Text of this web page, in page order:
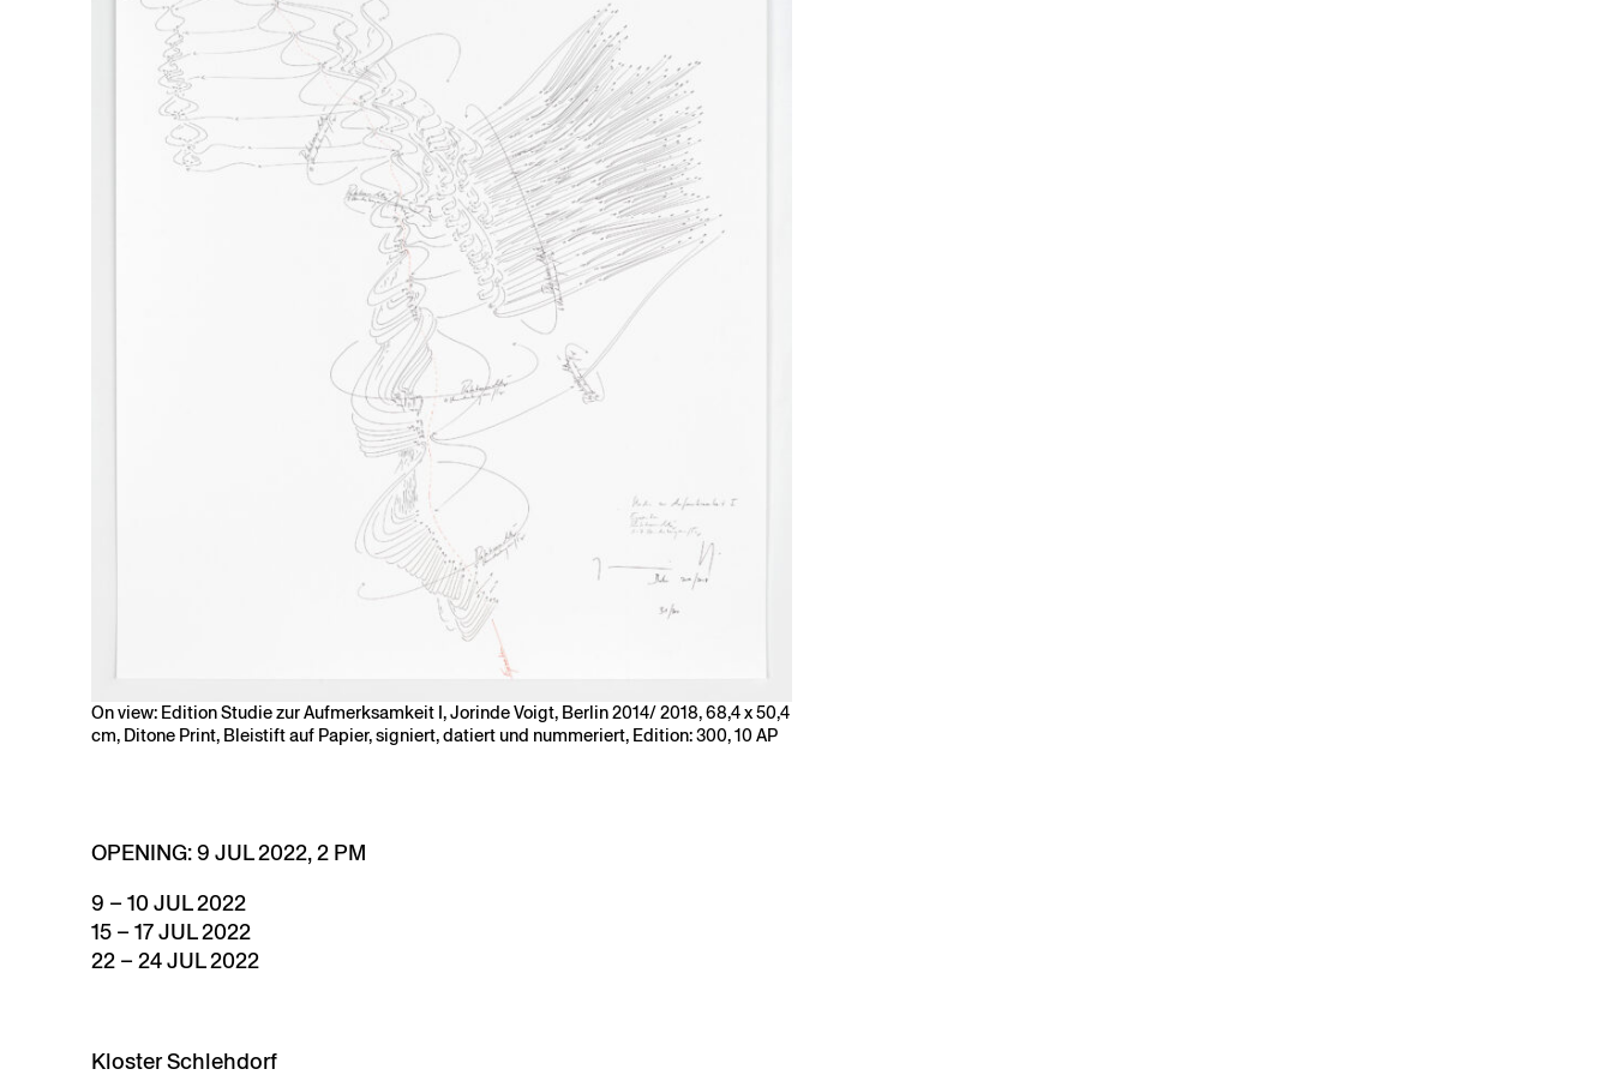
On view: Edition Studie zur Aufmerksamkeit I, Jorinde Voigt, Berlin 2014/ 2018, 68,4 x 50,4
cm, Ditone Print, Bleistift auf Papier, signiert, datiert und nummeriert, Edition: 300, 10 AP
OPENING: 9 JUL 2022, 2 PM
9 – 10 JUL 2022
15 – 17 JUL 2022
22 – 24 JUL 2022
Kloster Schlehdorf